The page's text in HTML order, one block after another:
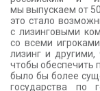
мы выпускаем от
это стало
с лизинговыми
со всеми
лизинг и
чтобы обеспечить
было бы более
государства по